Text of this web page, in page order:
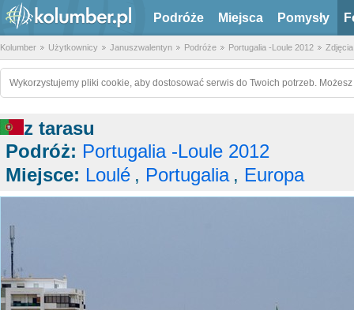
Podróże Miejsca Pomysły
Kolumber Użytkownicy Januszwalentyn Podróże Portugalia -Loule 2012 Zdjęcia
Wykorzystujemy pliki cookie, aby dostosować serwis do Twoich potrzeb.
z tarasu
Podróż: Portugalia -Loule 2012
Miejsce: Loulé , Portugalia , Europa